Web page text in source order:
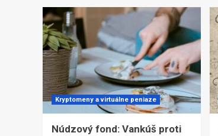
Kryptomeny a virtuálne peniaze
Núdzový fond: Vankúš proti